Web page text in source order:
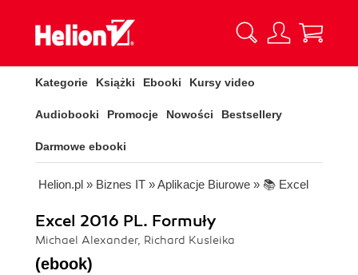
Kategorie Książki Ebooki Kursy video
Audiobooki Promocje Nowości Bestsellery
Darmowe ebooki
Helion.pl » Biznes IT »Aplikacje Biurowe » 📚 Excel
Excel 2016 PL. Formuły
Michael Alexander, Richard Kusleika
(ebook)